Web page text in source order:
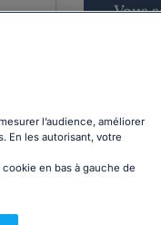
Vous
l’audience, améliorer
En les autorisant, votre
en bas à gauche de